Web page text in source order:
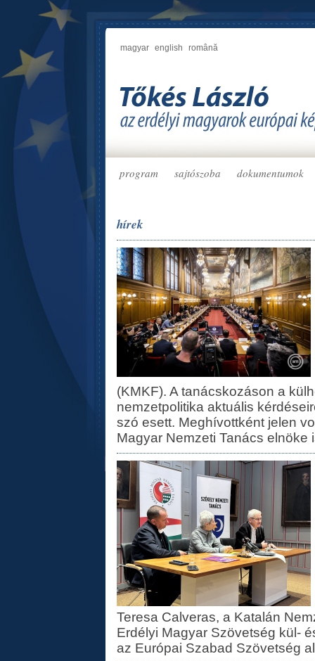
magyar english română
program sajtószoba dokumentumok
hírek
(KMKF). A tanácskozáson a
nemzetpolitika aktuális
szó esett. Meghívottként jelen
Magyar Nemzeti Tanács elnöke
Teresa Calveras, a Katalán
Erdélyi Magyar Szövetség kül-
az Európai Szabad Szövetség